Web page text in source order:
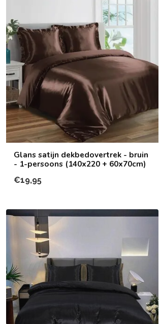
Glans satijn dekbedovertrek - bruin
- 1-persoons (140x220 + 60x70cm)
€19,95